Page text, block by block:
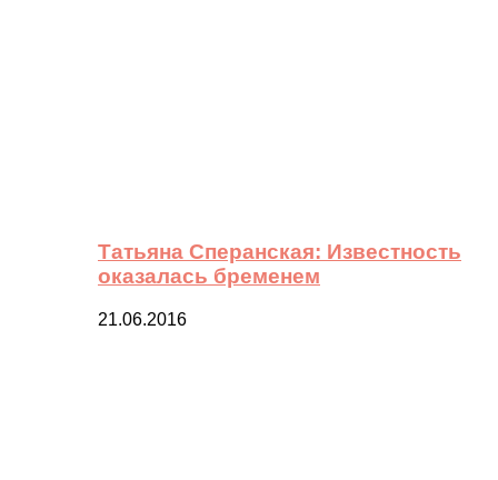
Татьяна Сперанская: Известность
оказалась бременем
21.06.2016